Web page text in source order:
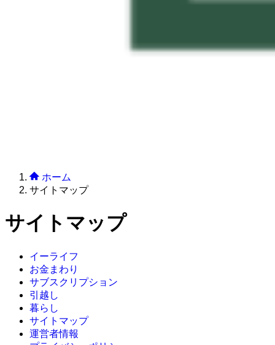
ホーム
サイトマップ
サイトマップ
イーライフ
お金まわり
サブスクリプション
引越し
暮らし
サイトマップ
運営者情報